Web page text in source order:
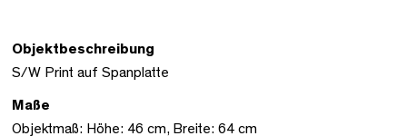
Objektbeschreibung
S/W Print auf Spanplatte
Maße
Objektmaß: Höhe: 46 cm, Breite: 64 cm